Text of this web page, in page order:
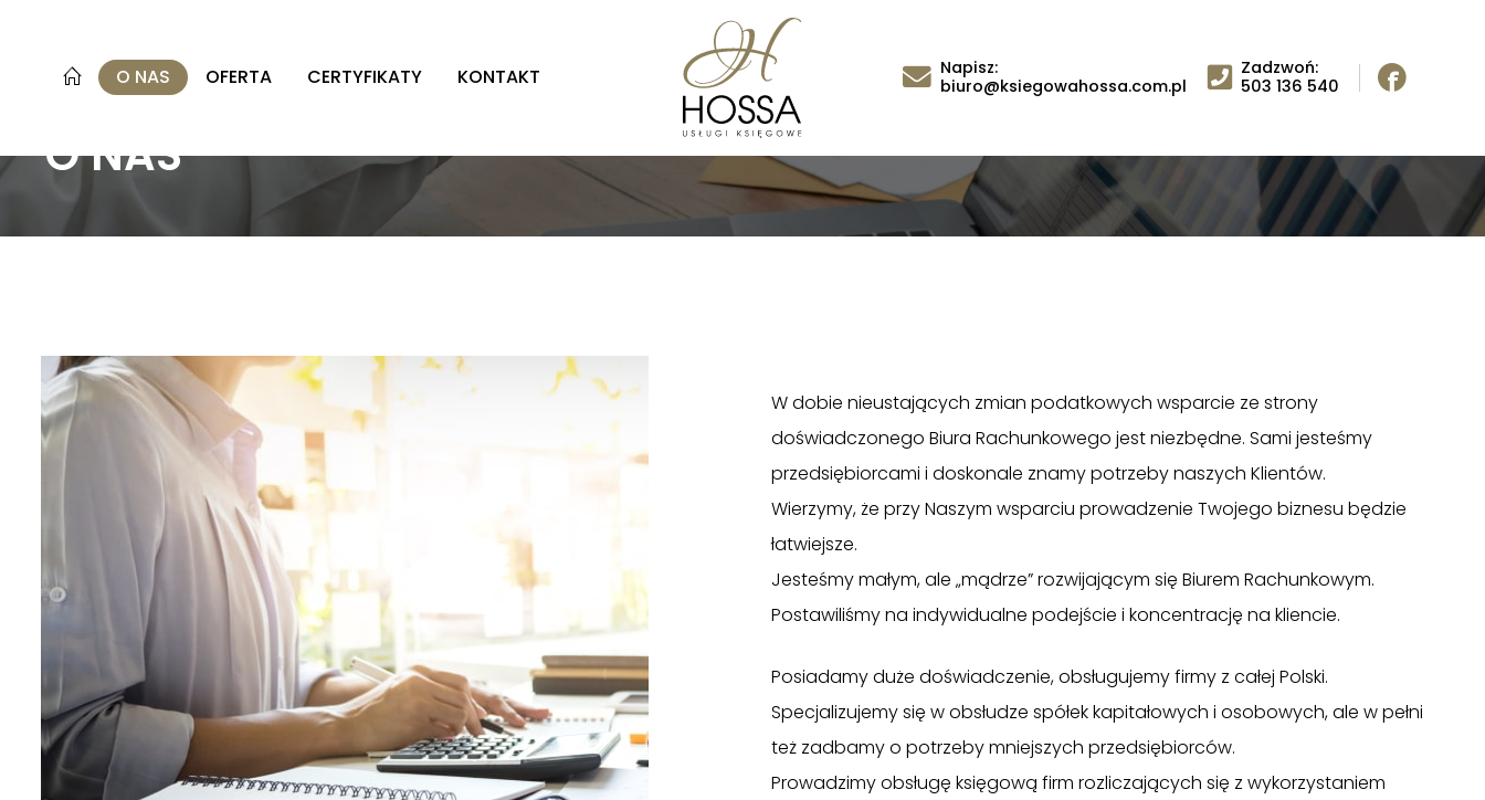
O NAS OFERTA CERTYFIKATY KONTAKT
Napisz:
biuro@ksiegowahossa.com.pl
Zadzwoń:
503 136 540
O NAS
W dobie nieustających zmian podatkowych wsparcie ze strony
doświadczonego Biura Rachunkowego jest niezbędne. Sami jesteśmy
przedsiębiorcami i doskonale znamy potrzeby naszych Klientów.
Wierzymy, że przy Naszym wsparciu prowadzenie Twojego biznesu będzie
łatwiejsze.
Jesteśmy małym, ale „mądrze” rozwijającym się Biurem Rachunkowym.
Postawiliśmy na indywidualne podejście i koncentrację na kliencie.
Posiadamy duże doświadczenie, obsługujemy firmy z całej Polski.
Specjalizujemy się w obsłudze spółek kapitałowych i osobowych, ale w pełni
też zadbamy o potrzeby mniejszych przedsiębiorców.
Prowadzimy obsługę księgową firm rozliczających się z wykorzystaniem